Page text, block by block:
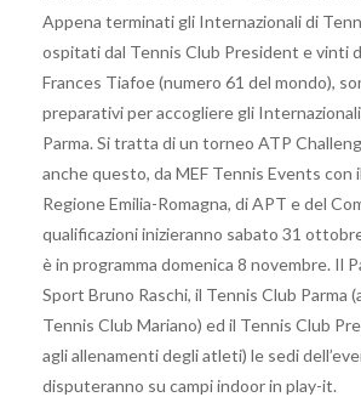
Appena terminati gli Internazionali di
ospitati dal Tennis Club President e vinti
Frances Tiafoe (numero 61 del mondo),
preparativi per accogliere gli
Parma. Si tratta di un torneo ATP
anche questo, da MEF Tennis Events con
Regione Emilia-Romagna, di APT e del
qualificazioni inizieranno sabato 31
è in programma domenica 8 novembre. Il
Sport Bruno Raschi, il Tennis Club Parma
Tennis Club Mariano) ed il Tennis Club
agli allenamenti degli atleti) le sedi
disputeranno su campi indoor in play-it.